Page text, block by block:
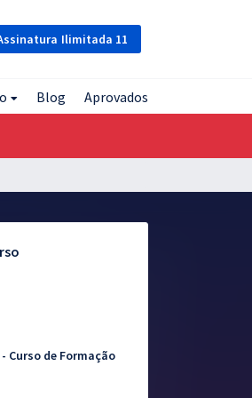
Ilimitada 11
Blog Aprovados
- Curso de Formação